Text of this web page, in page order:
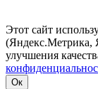
Этот сайт
(Яндекс.Метрика,
улучшения
Ок